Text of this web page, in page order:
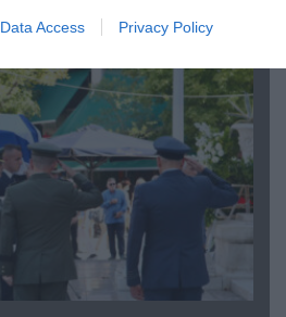
Data Access Privacy Policy